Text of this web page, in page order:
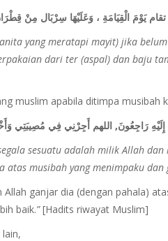
تقام يَوْمَ الْقِيَامَةِ ، وَعَلَيْهَا سِرْبَال مِنْ
yang meratapi mayit) jika
dari ter (aspal) dan baju
muslim apabila ditimpa musibah
إِلَيْهِ رَاجِعُونَ, اللهم أَجِرْنِي فِي مُصِيبَتِي
segala sesuatu adalah milik Allah
atas musibah yang menimpaku
Allah ganjar dia (dengan pahala)
baik.”[Hadits riwayat Muslim]
lain,